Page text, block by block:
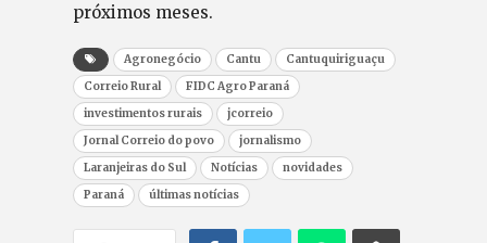
próximos meses.
Agronegócio Cantu
Cantuquiriguaçu
Correio Rural
FIDC Agro Paraná
investimentos rurais
jcorreio
Jornal Correio do povo
jornalismo
Laranjeiras do Sul
Notícias
novidades
Paraná
últimas notícias